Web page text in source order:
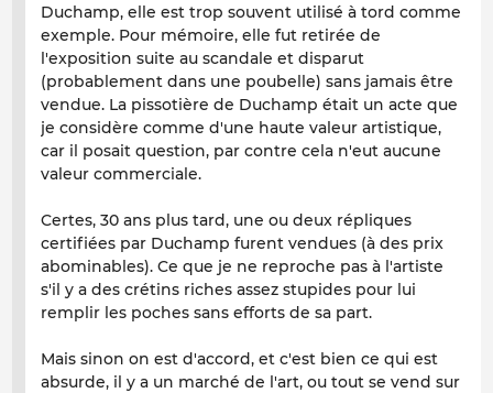
Duchamp, elle est trop souvent utilisé à tord comme
exemple. Pour mémoire, elle fut retirée de
l'exposition suite au scandale et disparut
(probablement dans une poubelle) sans jamais être
vendue. La pissotière de Duchamp était un acte que
je considère comme d'une haute valeur artistique,
car il posait question, par contre cela n'eut aucune
valeur commerciale.
Certes, 30 ans plus tard, une ou deux répliques
certifiées par Duchamp furent vendues (à des prix
abominables). Ce que je ne reproche pas à l'artiste
s'il y a des crétins riches assez stupides pour lui
remplir les poches sans efforts de sa part.
Mais sinon on est d'accord, et c'est bien ce qui est
absurde, il y a un marché de l'art, ou tout se vend sur